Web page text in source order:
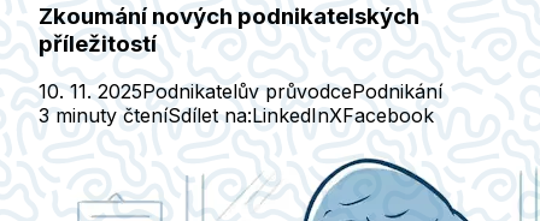
Zkoumání nových podnikatelských
příležitostí
10. 11. 2025Podnikatelův průvodcePodnikání
3 minuty čteníSdílet na:LinkedInXFacebook